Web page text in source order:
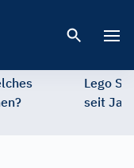
Lego
seit